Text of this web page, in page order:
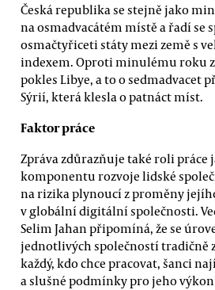
Česká republika se stejně jako
na osmadvacátém místě a řadí se
osmačtyřiceti státy mezi země s
indexem. Oproti minulému roku
pokles Libye, a to o sedmadvacet
Sýrií, která klesla o patnáct míst.
Faktor práce
Zpráva zdůrazňuje také roli práce
komponentu rozvoje lidské
na rizika plynoucí z proměny
v globální digitální společnosti.
Selim Jahan připomíná, že se
jednotlivých společností tradičně
každý, kdo chce pracovat, šanci
a slušné podmínky pro jeho